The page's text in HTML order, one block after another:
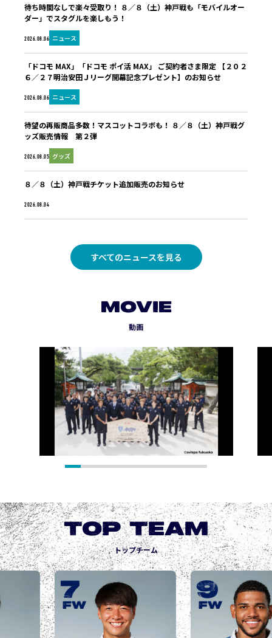
2026.08.06 ニュース
待ち時間なしで楽々受取り！ ８／８（土）神戸戦も「モバイルオー
ダー」でスタグルを楽しもう！
2026.08.06 ニュース
「ドコモ MAX」「ドコモ ポイ活 MAX」 ご契約者さま限定 【２０２
６／２７明治安田Ｊリーグ開幕記念プレゼント】のお知らせ
2026.08.05 グッズ
待望の再販商品多数！マスコットコラボも！ ８／８（土）神戸戦グ
ッズ販売情報 第２弾
2026.08.04
８／８（土）神戸戦チケット追加販売のお知らせ
すべてのニュースを見る
MOVIE
動画
TOP TEAM
トップチーム
9
FW
城後 寿
JOGO Hisashi
10
FW